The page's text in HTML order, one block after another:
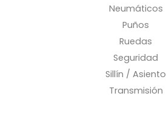
Neumáticos
Puños
Ruedas
Seguridad
Sillín / Asiento
Transmisión